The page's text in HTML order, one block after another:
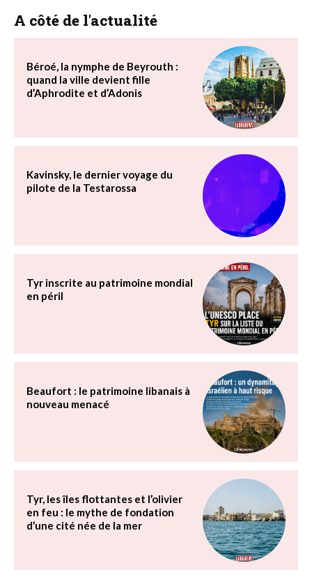
A côté de l'actualité
Béroé, la nymphe de Beyrouth :
quand la ville devient fille
d’Aphrodite et d’Adonis
Kavinsky, le dernier voyage du
pilote de la Testarossa
Tyr inscrite au patrimoine mondial
en péril
Beaufort : le patrimoine libanais à
nouveau menacé
Tyr, les îles flottantes et l’olivier
en feu : le mythe de fondation
d’une cité née de la mer